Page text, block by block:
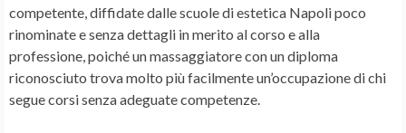
competente, diffidate dalle scuole di estetica Napoli poco
rinominate e senza dettagli in merito al corso e alla
professione, poiché un massaggiatore con un diploma
riconosciuto trova molto più facilmente un’occupazione di chi
segue corsi senza adeguate competenze.